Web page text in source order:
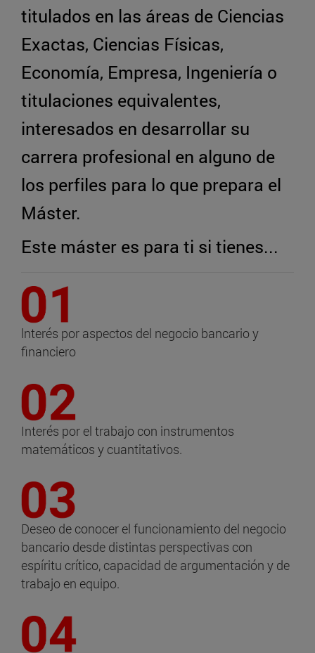
titulados en las áreas de Ciencias
Exactas, Ciencias Físicas,
Economía, Empresa, Ingeniería o
titulaciones equivalentes,
interesados en desarrollar su
carrera profesional en alguno de
los perfiles para lo que prepara el
Máster.
Este máster es para ti si tienes...
lnterés por aspectos del negocio bancario y
financiero
Interés por el trabajo con instrumentos
matemáticos y cuantitativos.
Deseo de conocer el funcionamiento del negocio
bancario desde distintas perspectivas con
espíritu crítico, capacidad de argumentación y de
trabajo en equipo.